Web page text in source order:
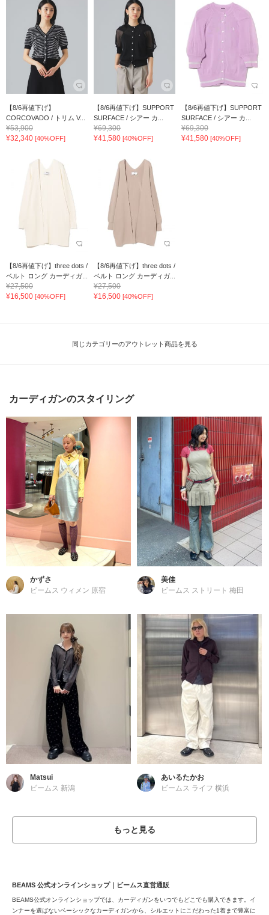
【8/6再値下げ】
CORCOVADO / トリム V...
¥53,900
¥32,340 [40%OFF]
【8/6再値下げ】SUPPORT
SURFACE / シアー カ...
¥69,300
¥41,580 [40%OFF]
【8/6再値下げ】SUPPORT
SURFACE / シアー カ...
¥69,300
¥41,580 [40%OFF]
【8/6再値下げ】three dots /
ベルト ロング カーディガ...
¥27,500
¥16,500 [40%OFF]
【8/6再値下げ】three dots /
ベルト ロング カーディガ...
¥27,500
¥16,500 [40%OFF]
同じカテゴリーのアウトレット商品を見る
カーディガンのスタイリング
かずさ
ビームス ウィメン 原宿
美佳
ビームス ストリート 梅田
Matsui
ビームス 新潟
あいるたかお
ビームス ライフ 横浜
もっと見る
BEAMS 公式オンラインショップ｜ビームス直営通販
BEAMS公式オンラインショップでは、カーディガンをいつでもどこでも購入できます。イ
ンナーを選ばないベーシックなカーディガンから、シルエットにこだわった1着まで豊富に